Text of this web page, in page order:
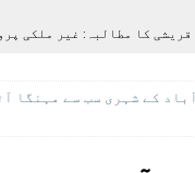
قریشی کا مطالبہ: غیر ملکی
ویلتھ گیمز کے اختتام پر کھلاڑی